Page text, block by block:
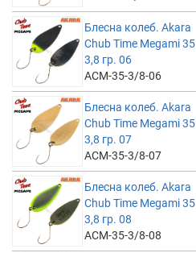
Блесна колеб. Akara
Chub Time Megami 35
3,8 гр. 06
ACM-35-3/8-06
Блесна колеб. Akara
Chub Time Megami 35
3,8 гр. 07
ACM-35-3/8-07
Блесна колеб. Akara
Chub Time Megami 35
3,8 гр. 08
ACM-35-3/8-08